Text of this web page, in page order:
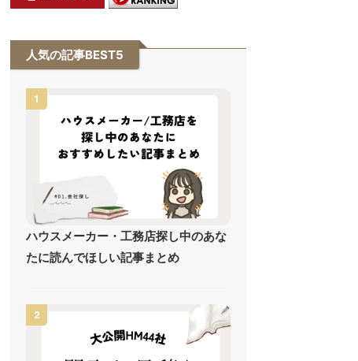
人気の記事BEST5
1
ハウスメーカー・工務店探し中のあな
たに読んでほしい記事まとめ
2